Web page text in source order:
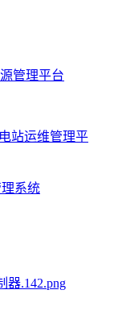
管理平台
理系统